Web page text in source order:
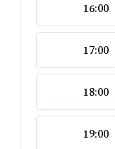
16:00
17:00
18:00
19:00